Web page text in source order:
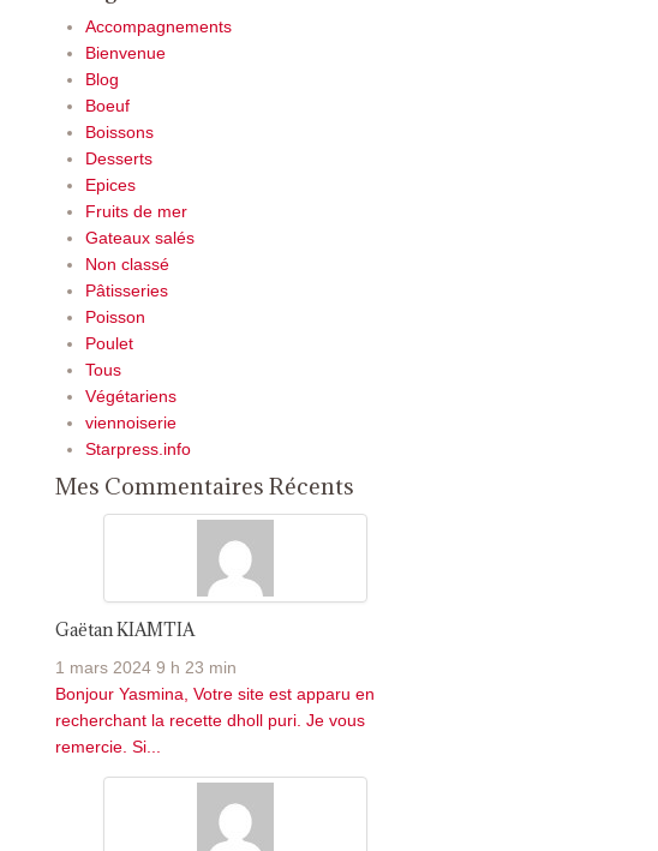
Accompagnements
Bienvenue
Blog
Boeuf
Boissons
Desserts
Epices
Fruits de mer
Gateaux salés
Non classé
Pâtisseries
Poisson
Poulet
Tous
Végétariens
viennoiserie
Starpress.info
Mes Commentaires Récents
Gaëtan KIAMTIA
1 mars 2024 9 h 23 min
Bonjour Yasmina, Votre site est apparu en
recherchant la recette dholl puri. Je vous
remercie. Si...